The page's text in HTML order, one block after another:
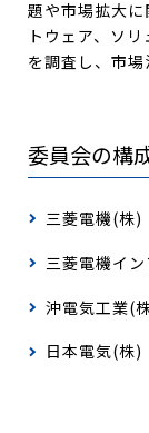
題や市場拡大
トウェア、ソ
を調査し、市場
委員会の構
三菱電機(株)
三菱電機イ
沖電気工業(
日本電気(株)